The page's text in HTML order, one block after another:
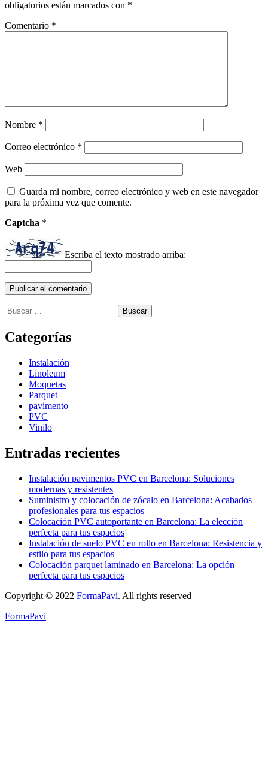
obligatorios están marcados con *
Comentario *
Nombre *
Correo electrónico *
Web
Guarda mi nombre, correo electrónico y web en este navegador
para la próxima vez que comente.
Captcha *
Escriba el texto mostrado arriba:
Buscar:
Categorías
Instalación
Linoleum
Moquetas
Parquet
pavimento
PVC
Vinilo
Entradas recientes
Instalación pavimentos PVC en Barcelona: Soluciones
modernas y resistentes
Suministro y colocación de zócalo en Barcelona: Acabados
profesionales para tus espacios
Colocación PVC autoportante en Barcelona: La elección
perfecta para tus espacios
Instalación de suelo PVC en rollo en Barcelona: Resistencia y
estilo para tus espacios
Colocación parquet laminado en Barcelona: La opción
perfecta para tus espacios
Copyright © 2022 FormaPavi. All rights reserved
FormaPavi